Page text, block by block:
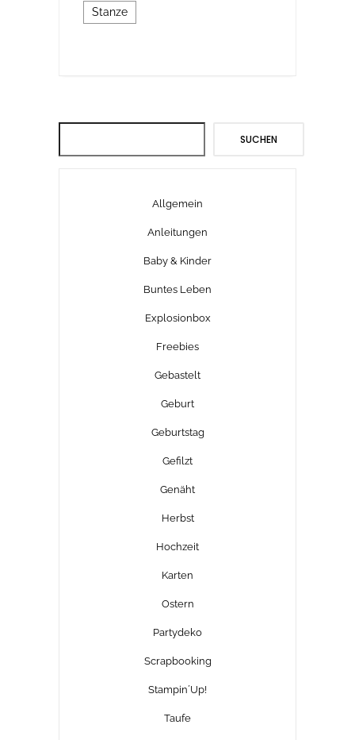
Stanze
SUCHEN
Allgemein
Anleitungen
Baby & Kinder
Buntes Leben
Explosionbox
Freebies
Gebastelt
Geburt
Geburtstag
Gefilzt
Genäht
Herbst
Hochzeit
Karten
Ostern
Partydeko
Scrapbooking
Stampin´Up!
Taufe